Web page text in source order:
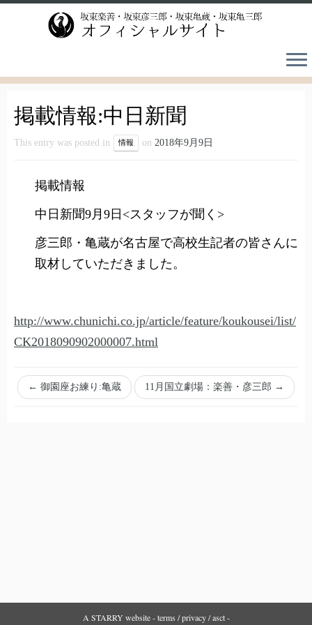
掲載情報:中日新聞
This entry was posted in 情報 on 2018年9月9日
掲載情報
中日新聞9月9日<スタッフが聞く>
彦三郎・亀蔵が名古屋で高校生記者の皆さんに
取材していただきました。
http://www.chunichi.co.jp/article/feature/koukousei/list/
CK2018090902000007.html
← 御園座お練り:亀蔵 11月国立劇場：楽善・彦三郎 →
A STARRY website -terms /privacy/asct-